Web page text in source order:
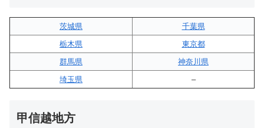
茨城県
千葉県
栃木県
東京都
群馬県
神奈川県
埼玉県
–
甲信越地方